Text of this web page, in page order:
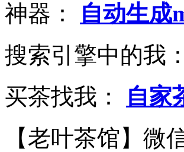
神器：
自动生成
搜索引擎中的我：
买茶找我：
自家
【老叶茶馆】微